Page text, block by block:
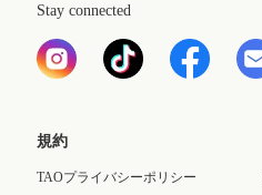
Stay connected
規約
TAOプライバシーポリシー